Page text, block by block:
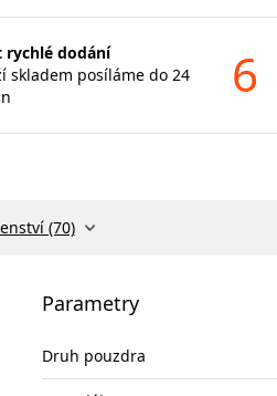
rychlé dodání
skladem posíláme do 24
6
(70)
Parametry
Druh pouzdra